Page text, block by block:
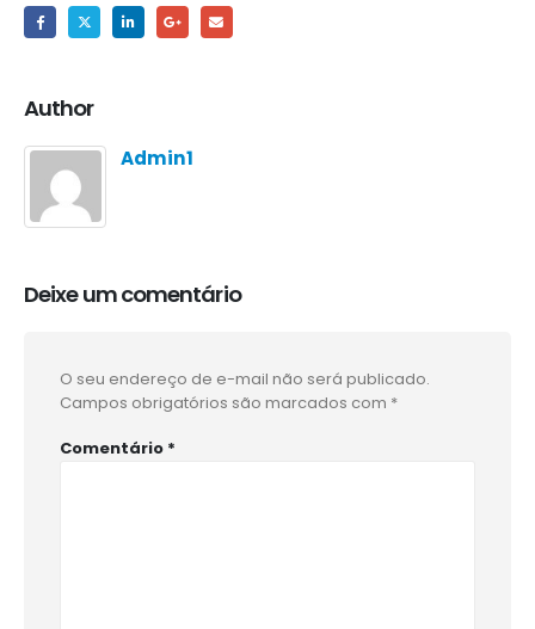
Author
Admin1
Deixe um comentário
O seu endereço de e-mail não será publicado.
Campos obrigatórios são marcados com *
Comentário *